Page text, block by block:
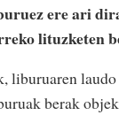
ere ari
lituzketen
liburuaren
berak